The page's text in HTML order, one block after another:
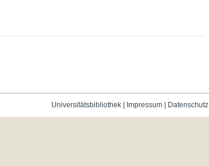
Universitätsbibliothek| Impressum| Datenschutz